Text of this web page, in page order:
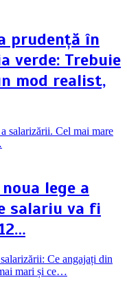
prudență în
verde: Trebuie
mod realist,
noua lege a
salariu va fi